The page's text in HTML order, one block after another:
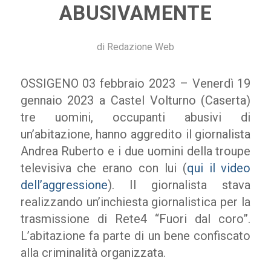
ABUSIVAMENTE
di Redazione Web
OSSIGENO 03 febbraio 2023 – Venerdì 19
gennaio 2023 a Castel Volturno (Caserta)
tre uomini, occupanti abusivi di
un’abitazione, hanno aggredito il giornalista
Andrea Ruberto e i due uomini della troupe
televisiva che erano con lui (qui il video
dell’aggressione). Il giornalista stava
realizzando un’inchiesta giornalistica per la
trasmissione di Rete4 “Fuori dal coro”.
L’abitazione fa parte di un bene confiscato
alla criminalità organizzata.